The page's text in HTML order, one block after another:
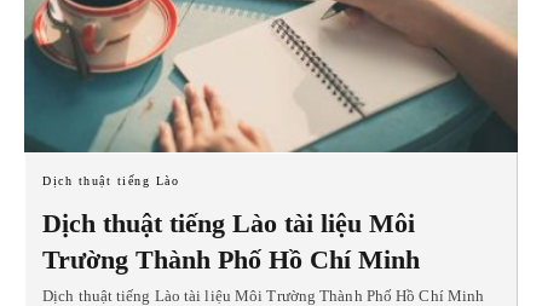
Dịch thuật tiếng Lào
Dịch thuật tiếng Lào tài liệu Môi
Trường Thành Phố Hồ Chí Minh
Dịch thuật tiếng Lào tài liệu Môi Trường Thành Phố Hồ Chí Minh